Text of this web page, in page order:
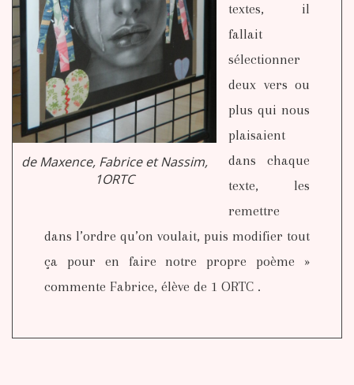
de Maxence, Fabrice et Nassim,
1ORTC
textes, il
fallait
sélectionner
deux vers ou
plus qui nous
plaisaient
dans chaque
texte, les
remettre
dans l’ordre qu’on voulait, puis modifier tout
ça pour en faire notre propre poème »
commente Fabrice, élève de 1 ORTC .